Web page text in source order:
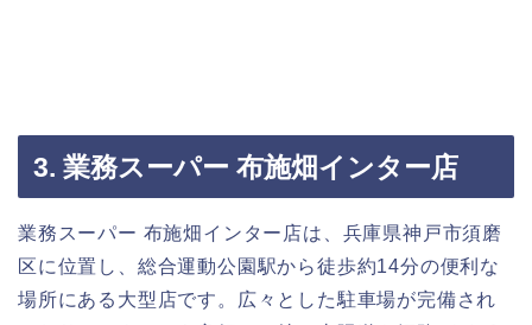
3. 業務スーパー 布施畑インター店
業務スーパー 布施畑インター店は、兵庫県神戸市須磨
区に位置し、総合運動公園駅から徒歩約14分の便利な
場所にある大型店です。広々とした駐車場が完備され